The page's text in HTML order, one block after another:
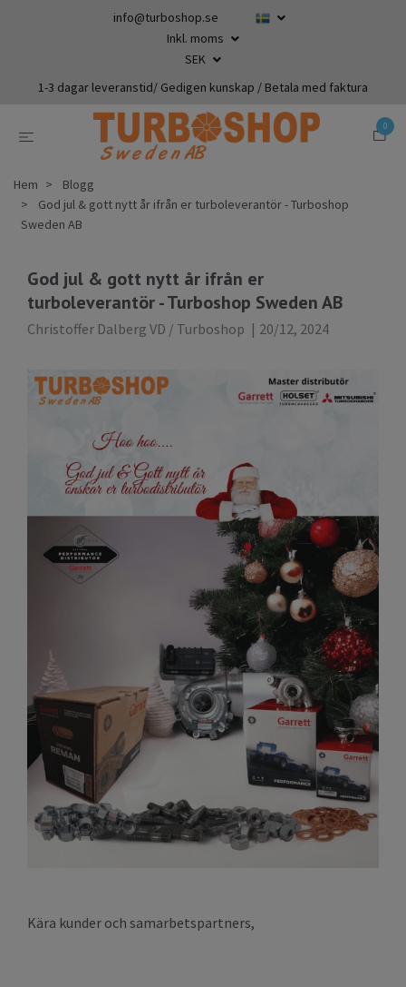
info@turboshop.se
Inkl. moms
SEK
1-3 dagar leveranstid/ Gedigen kunskap / Betala med faktura
0
Hem
Blogg
God jul & gott nytt år ifrån er turboleverantör - Turboshop
Sweden AB
God jul & gott nytt år ifrån er
turboleverantör - Turboshop Sweden AB
Christoffer Dalberg VD / Turboshop | 20/12, 2024
Kära kunder och samarbetspartners,